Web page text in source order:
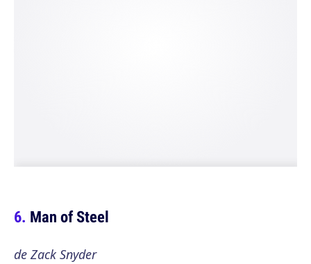
Man of Steel
de Zack Snyder